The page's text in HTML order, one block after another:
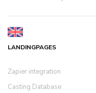
LANDINGPAGES
Zapier integration
Casting Database